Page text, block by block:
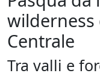
Centrale
Tra valli e